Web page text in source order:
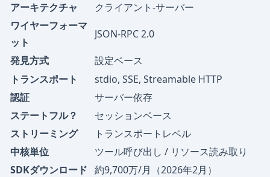
アーキテクチャ
クライアント-サーバー
ワイヤーフォーマ
ット
JSON-RPC 2.0
発見方式
設定ベース
トランスポート
stdio, SSE, Streamable HTTP
認証
サーバー依存
ステートフル？
セッションベース
ストリーミング
トランスポートレベル
中核単位
ツール呼び出し / リソース読み取り
SDKダウンロード 約9,700万/月（2026年2月）